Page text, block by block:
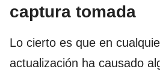
captura tomada
Lo cierto es que en
actualización ha causado